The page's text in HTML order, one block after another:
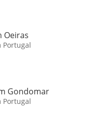
Oeiras
Portugal
Gondomar
Portugal